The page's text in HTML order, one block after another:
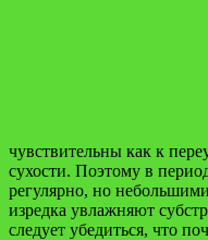
чувствительны как к
сухости. Поэтому в
регулярно, но
изредка увлажняют
следует убедиться, что